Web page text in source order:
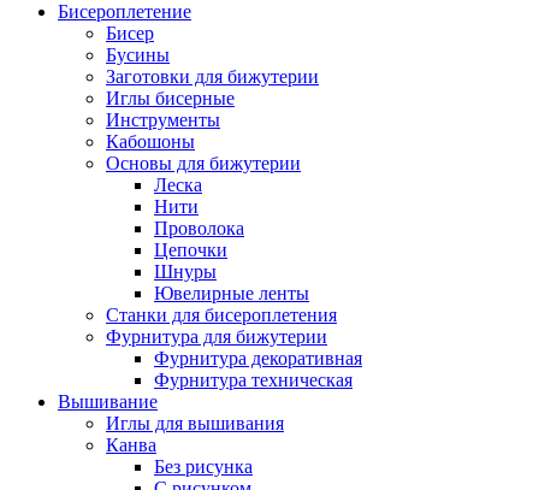
Бисероплетение
Бисер
Бусины
Заготовки для бижутерии
Иглы бисерные
Инструменты
Кабошоны
Основы для бижутерии
Леска
Нити
Проволока
Цепочки
Шнуры
Ювелирные ленты
Станки для бисероплетения
Фурнитура для бижутерии
Фурнитура декоративная
Фурнитура техническая
Вышивание
Иглы для вышивания
Канва
Без рисунка